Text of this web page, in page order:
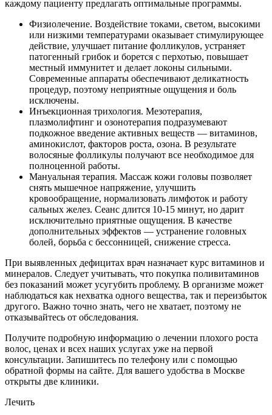
каждому пациенту предлагать оптимальные программы.
Физиолечение. Воздействие токами, светом, высокими
или низкими температурами оказывает стимулирующее
действие, улучшает питание фолликулов, устраняет
патогенный грибок и борется с перхотью, повышает
местный иммунитет и делает локоны сильными.
Современные аппараты обеспечивают деликатность
процедур, поэтому неприятные ощущения и боль
исключены.
Инъекционная трихология. Мезотерапия,
плазмолифтинг и озонотерапия подразумевают
подкожное введение активных веществ — витаминов,
аминокислот, факторов роста, озона. В результате
волосяные фолликулы получают все необходимое для
полноценной работы.
Мануальная терапия. Массаж кожи головы позволяет
снять мышечное напряжение, улучшить
кровообращение, нормализовать лимфоток и работу
сальных желез. Сеанс длится 10-15 минут, но дарит
исключительно приятные ощущения. В качестве
дополнительных эффектов — устранение головных
болей, борьба с бессонницей, снижение стресса.
При выявленных дефицитах врач назначает курс витаминов и
минералов. Следует учитывать, что покупка поливитаминов
без показаний может усугубить проблему. В организме может
наблюдаться как нехватка одного вещества, так и переизбыток
другого. Важно точно знать, чего не хватает, поэтому не
отказывайтесь от обследования.
Получите подробную информацию о лечении плохого роста
волос, ценах и всех наших услугах уже на первой
консультации. Запишитесь по телефону или с помощью
обратной формы на сайте. Для вашего удобства в Москве
открыты две клиники.
Лечить